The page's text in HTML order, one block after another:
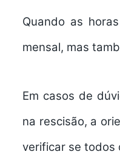
Quando as
mensal, mas
Em casos de
na rescisão, a
verificar se todos